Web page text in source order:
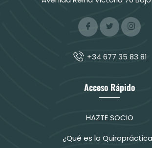
+34 677 35 83 81
Acceso Rápido
HAZTE SOCIO
¿Qué es la